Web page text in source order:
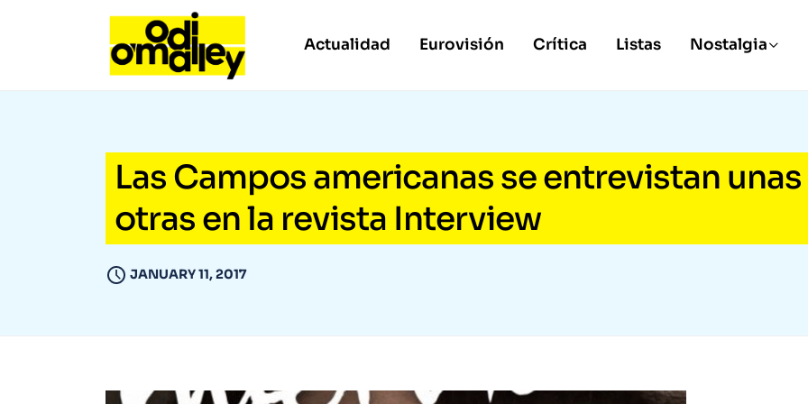
Actualidad Eurovisión Crítica Listas Nostalgia
Las Campos americanas se entrevistan unas
otras en la revista Interview
JANUARY 11, 2017